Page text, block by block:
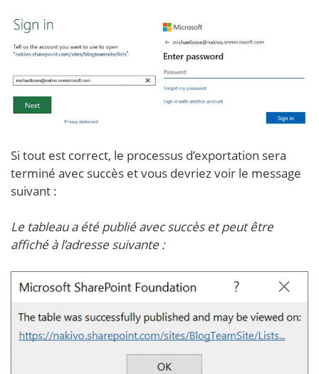
Si tout est correct, le processus d’exportation sera
terminé avec succès et vous devriez voir le message
suivant :
Le tableau a été publié avec succès et peut être
affiché à l’adresse suivante :